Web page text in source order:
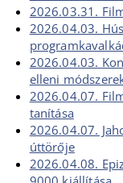
2026.03.31.
2026.04.03.
2026.04.03.
elleni
2026.04.07.
tanítása
2026.04.07.
úttörője
2026.04.08.